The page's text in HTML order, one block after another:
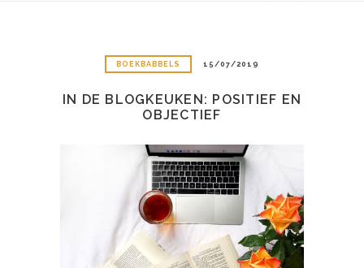
BOEKBABBELS 15/07/2019
IN DE BLOGKEUKEN: POSITIEF EN
OBJECTIEF